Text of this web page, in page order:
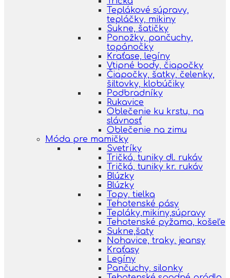
Teplákové súpravy,
tepláčky, mikiny
Sukne, šatičky
Ponožky, pančuchy,
topánočky
Kraťase, legíny
Vtipné body, čiapočky
Čiapočky, šatky, čelenky,
šiltovky, klobúčiky
Podbradníky
Rukavice
Oblečenie ku krstu, na
slávnosť
Oblečenie na zimu
Móda pre mamičky
Svetríky
Tričká, tuniky dl. rukáv
Tričká, tuniky kr. rukáv
Blúzky
Blúzky
Topy, tielka
Tehotenské pásy
Tepláky,mikiny,súpravy
Tehotenské pyžama, košeľe
Sukne,šaty
Nohavice, traky, jeansy
Kraťasy
Legíny
Pančuchy, silonky